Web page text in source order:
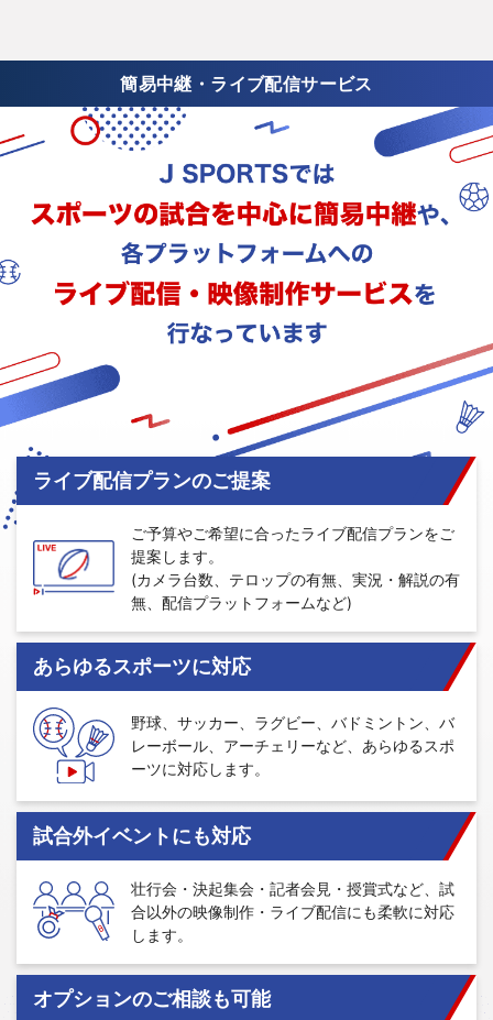
簡易中継・ライブ配信サービス
ライブ配信プランのご提案
ご予算やご希望に合ったライブ配信プランをご
提案します。
(カメラ台数、テロップの有無、実況・解説の有
無、配信プラットフォームなど)
あらゆるスポーツに対応
野球、サッカー、ラグビー、バドミントン、バ
レーボール、アーチェリーなど、あらゆるスポ
ーツに対応します。
試合外イベントにも対応
壮行会・決起集会・記者会見・授賞式など、試
合以外の映像制作・ライブ配信にも柔軟に対応
します。
オプションのご相談も可能